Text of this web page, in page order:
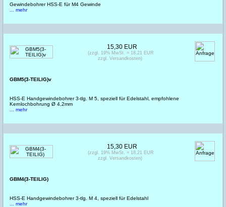
Gewindebohrer HSS-E für M4 Gewinde
... mehr
GBM5(3-TEILIG)v
HSS-E Handgewindebohrer 3-tlg. M 5, speziell für Edelstahl, empfohlene
Kernlochbohrung Ø 4,2mm
... mehr
15,30 EUR
(zzgl. 19% MwSt. = 18,21 EUR
zzgl. Versandkosten)
GBM4(3-TEILIG)
HSS-E Handgewindebohrer 3-tlg. M 4, speziell für Edelstahl
... mehr
15,30 EUR
(zzgl. 19% MwSt. = 18,21 EUR
zzgl. Versandkosten)